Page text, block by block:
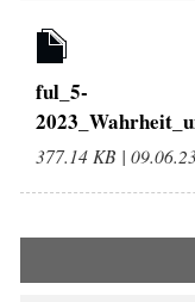
ful_5-
377.14 KB |